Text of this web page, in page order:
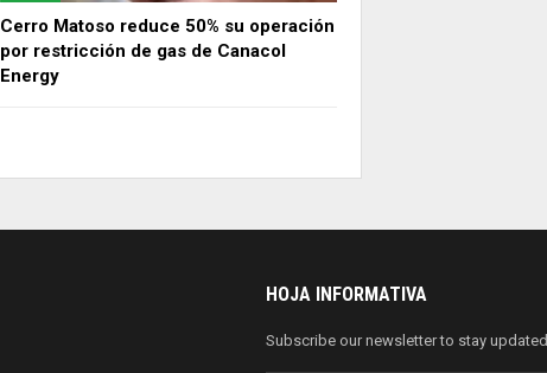
Cerro Matoso reduce 50% su operación
por restricción de gas de Canacol
Energy
HOJA INFORMATIVA
Subscribe our newsletter to stay updated.